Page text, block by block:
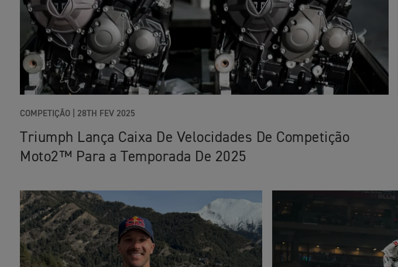
COMPETIÇÃO | 28TH FEV 2025
Triumph Lança Caixa De Velocidades De Competição
Moto2™ Para a Temporada De 2025